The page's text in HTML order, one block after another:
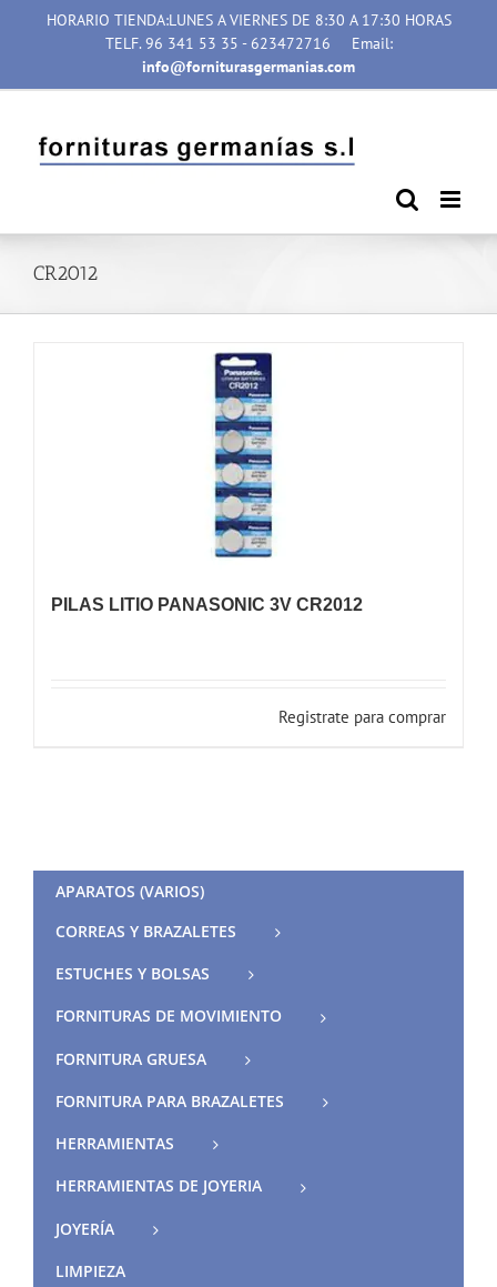
HORARIO TIENDA:LUNES A VIERNES DE 8:30 A 17:30 HORAS
TELF. 96 341 53 35 - 623472716
Email:
info@forniturasgermanias.com
CR2012
PILAS LITIO PANASONIC 3V CR2012
Registrate para comprar
APARATOS (VARIOS)
CORREAS Y BRAZALETES
ESTUCHES Y BOLSAS
FORNITURAS DE MOVIMIENTO
FORNITURA GRUESA
FORNITURA PARA BRAZALETES
HERRAMIENTAS
HERRAMIENTAS DE JOYERIA
JOYERÍA
LIMPIEZA